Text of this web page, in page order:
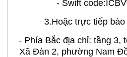
- Swift
3.Hoặc trực tiếp
- Phía Bắc địa chỉ: tầng 3,
Xã Đàn 2, phường Nam